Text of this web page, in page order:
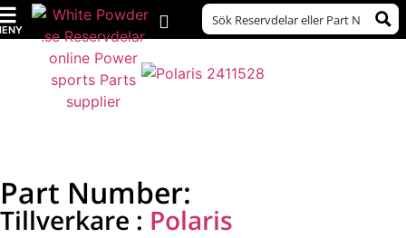
Polaris 2411528 –
Part Number:
Tillverkare : Polaris